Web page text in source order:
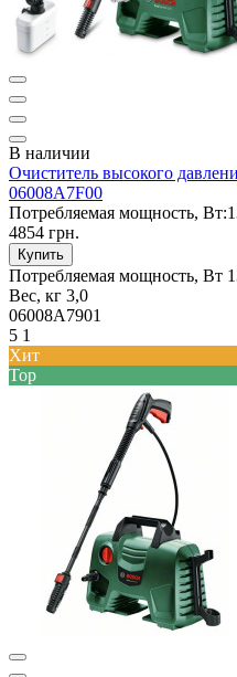
В наличии
Очиститель высокого
06008A7F00
Потребляемая мощность, Вт:
4854 грн.
Купить
Потребляемая мощность, Вт
Вес, кг 3,0
06008A7901
5 1
Хит
Top